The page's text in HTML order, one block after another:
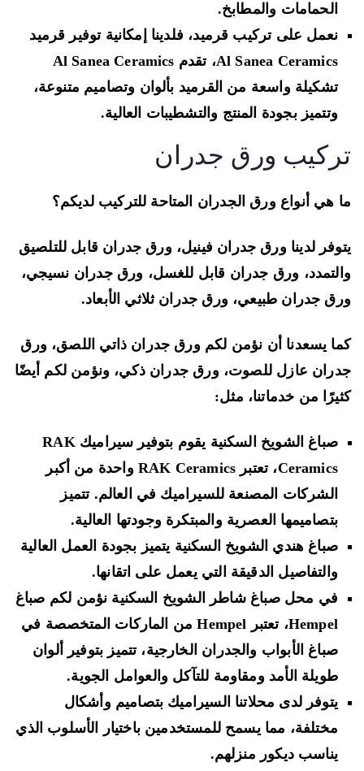
الحمامات والمطابخ.
نعمل على تركيب قرميد، فلدينا إمكانية توفير قرميد
Al Sanea Ceramics، تقدم Al Sanea Ceramics
تشكيلة واسعة من القرميد بألوان وتصاميم متنوعة،
وتتميز بجودة المنتج والتشطيبات العالية.
ورق جدران
هي أنواع ورق الجدران المتاحة للتركيب لديكم؟
لدينا ورق جدران فينيل، ورق جدران قابل للتلصيق
ورق جدران قابل للغسل، ورق جدران نسيجي،
جدران طبيعي، ورق جدران ثلاثي الأبعاد.
يسعدنا أن نؤمن لكم ورق جدران ذاتي اللصق، ورق
عازل للصوت، ورق جدران ذكي، ونؤمن لكم أيضًا
من خدماتنا، مثل:
صباغ الشويخ السكنية يقوم بتوفير سيراميك RAK
Ceramics، تعتبر RAK Ceramics واحدة من أكبر
الشركات المصنعة للسيراميك في العالم. تتميز
بتصاميمها العصرية والمبتكرة وجودتها العالية.
صباغ هندي الشويخ السكنية يتميز بجودة العمل العالية
والتفاصيل الدقيقة التي يعمل على اتقانها.
في محل صباغ شاطر الشويخ السكنية نؤمن لكم صباغ
Hempel، تعتبر Hempel من الماركات المتخصصة في
صباغ الأبواب والجدران الخارجية، تتميز بتوفير ألوان
طويلة الأمد ومقاومة للتآكل والعوامل الجوية.
يتوفر لدى محلاتنا السيراميك بتصاميم وأشكال
مختلفة، مما يسمح للمستخدمين باختيار الأسلوب الذي
يناسب ديكور منزلهم.